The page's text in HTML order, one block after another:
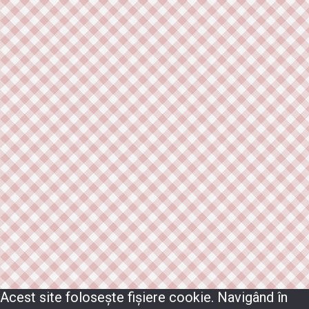
Acest site folosește fișiere cookie. Navigând în